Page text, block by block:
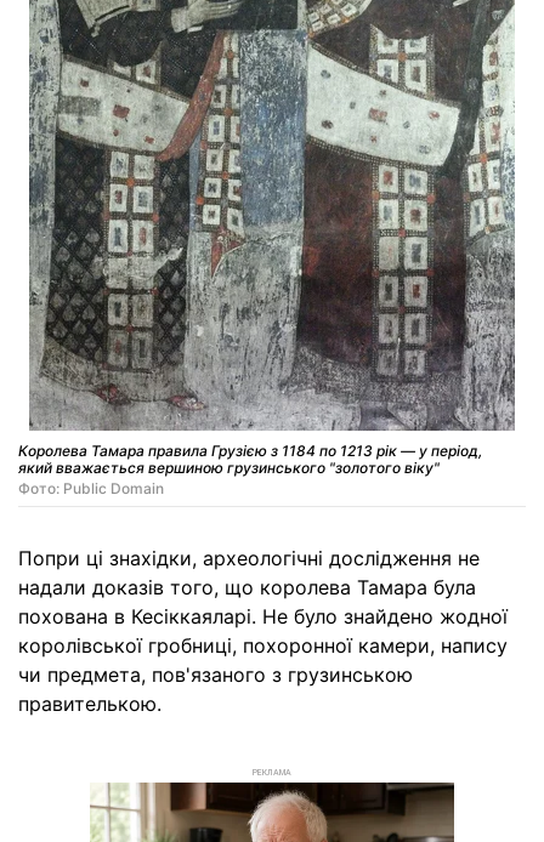
Королева Тамара правила Грузією з 1184 по 1213 рік — у період,
який вважається вершиною грузинського "золотого віку"
Фото: Public Domain
Попри ці знахідки, археологічні дослідження не
надали доказів того, що королева Тамара була
похована в Кесіккаяларі. Не було знайдено жодної
королівської гробниці, похоронної камери, напису
чи предмета, пов'язаного з грузинською
правителькою.
РЕКЛАМА